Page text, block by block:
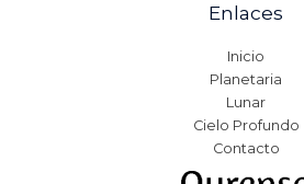
Enlaces
Inicio
Planetaria
Lunar
Cielo Profundo
Contacto